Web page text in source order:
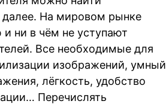
На мировом рынке
ни в чём не уступают
Все необходимые для
изображений, умный
лёгкость, удобство
Перечислять